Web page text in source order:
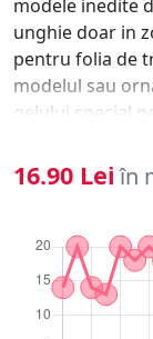
modele inedite
unghie doar in
pentru folia de
modelul sau
gelului special
tinem cont ca
lampa timp de 2
fie nevoie de
unghie
si cu partea
efectuata cu
mana)4. Dupa
manichiura cu
16.90 Lei în